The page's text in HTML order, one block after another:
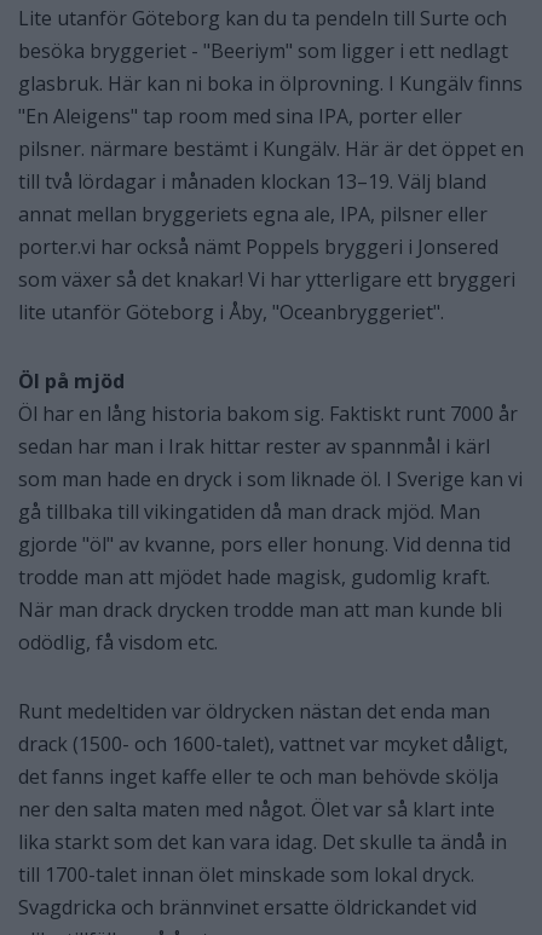
Lite utanför Göteborg kan du ta pendeln till Surte och
besöka bryggeriet - "Beeriym" som ligger i ett nedlagt
glasbruk. Här kan ni boka in ölprovning. I Kungälv finns
"En Aleigens" tap room med sina IPA, porter eller
pilsner. närmare bestämt i Kungälv. Här är det öppet en
till två lördagar i månaden klockan 13–19. Välj bland
annat mellan bryggeriets egna ale, IPA, pilsner eller
porter.vi har också nämt Poppels bryggeri i Jonsered
som växer så det knakar! Vi har ytterligare ett bryggeri
lite utanför Göteborg i Åby, "Oceanbryggeriet".
Öl på mjöd
Öl har en lång historia bakom sig. Faktiskt runt 7000 år
sedan har man i Irak hittar rester av spannmål i kärl
som man hade en dryck i som liknade öl. I Sverige kan vi
gå tillbaka till vikingatiden då man drack mjöd. Man
gjorde "öl" av kvanne, pors eller honung. Vid denna tid
trodde man att mjödet hade magisk, gudomlig kraft.
När man drack drycken trodde man att man kunde bli
odödlig, få visdom etc.
Runt medeltiden var öldrycken nästan det enda man
drack (1500- och 1600-talet), vattnet var mcyket dåligt,
det fanns inget kaffe eller te och man behövde skölja
ner den salta maten med något. Ölet var så klart inte
lika starkt som det kan vara idag. Det skulle ta ändå in
till 1700-talet innan ölet minskade som lokal dryck.
Svagdricka och brännvinet ersatte öldrickandet vid